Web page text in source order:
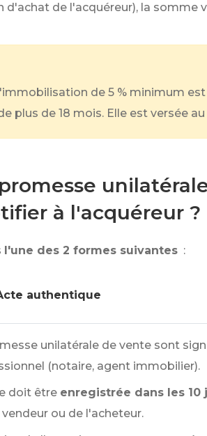
d'achat de l'acquéreur), la somme
de 5 % minimum est
plus de 18 mois. Elle est versée
à l'acquéreur ?
l'une des 2 formes suivantes :
authentique
unilatérale de vente sont
(notaire, agent immobilier).
doit être enregistrée dans les
ou de l'acheteur.